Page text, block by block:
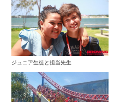
ジュニア生徒と担当先生